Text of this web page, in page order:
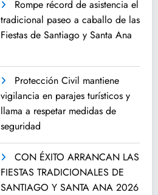
Rompe récord de asistencia el
tradicional paseo a caballo de las
Fiestas de Santiago y Santa Ana
Protección Civil mantiene
vigilancia en parajes turísticos y
llama a respetar medidas de
seguridad
CON ÉXITO ARRANCAN LAS
FIESTAS TRADICIONALES DE
SANTIAGO Y SANTA ANA 2026